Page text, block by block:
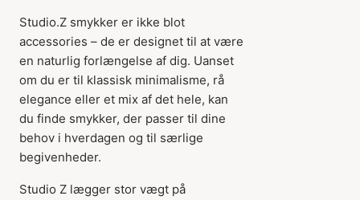
Studio.Z smykker er ikke blot
accessories – de er designet til at være
en naturlig forlængelse af dig. Uanset
om du er til klassisk minimalisme, rå
elegance eller et mix af det hele, kan
du finde smykker, der passer til dine
behov i hverdagen og til særlige
begivenheder.
Studio Z lægger stor vægt på